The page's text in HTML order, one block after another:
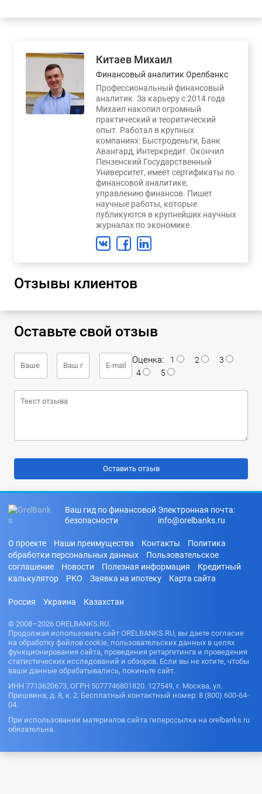
Китаев Михаил
Финансовый аналитик Орелбанкс
Профессиональный финансовый
аналитик. За карьеру с 2014 года
Михаил накопил огромный
практический и теоритический
опыт. Работал в крупных
компаниях: Быстроденьги, Банк
Авангард, Интеркредит. Окончил
Пензенский Государственный
Университет, имеет сертификаты по
финансовой аналитике,
управлению финансов. Пишет
научные работы, которые
публикуются в крупнейших научных
журналах по экономике.
Отзывы клиентов
Оставьте свой отзыв
Оценка: 1 2
3
4
5
Ваш гид по финансовой
безопасности
Электронная почта:
info@orelbanks.ru
О проекте Наши преимущества Контакты
Политика
обработки персональных данных
Пользовательское
соглашение
Новости Полезная информация
Кредитный
калькулятор
РКО Заявка на ипотеку Карта сайта
Россия Украина Казахстан
© 2008–2026 ORELBANKS.RU.
Продолжая использовать сайт ORELBANKS.RU, вы даете согласие
на обработку файлов cookie, пользовательских данных в целях
функционирования сайта, проведения ретаргетинга и проведения
статистических исследований и обзоров. Если вы не хотите, чтобы
ваши данные обрабатывались, покиньте сайт.
ИНН 7713620673, ОГРН 5077746801820. 127549, г. Москва, ул.
Пришвина, д. 8, к. 2. Бесплатный контактный номер: 8 (800) 600-64-
04.
При использовании материалов сайта гиперссылка на orelbanks.ru
обязательна.